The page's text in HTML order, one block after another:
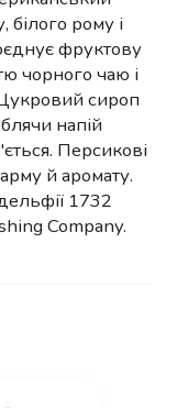
рому і
фруктову
чорного чаю і
сироп
напій
Персикові
й аромату.
1732
Company.